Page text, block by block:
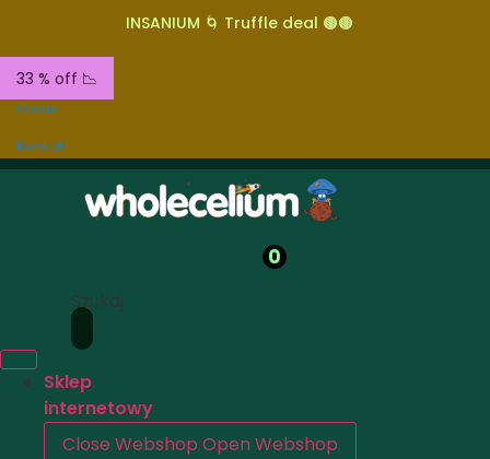
INSANIUM 🌀 Truffle deal 🟤🟤
33 % off 📉
O nas
Kontakt
0
Szukaj
Sklep
internetowy
Close Webshop Open Webshop